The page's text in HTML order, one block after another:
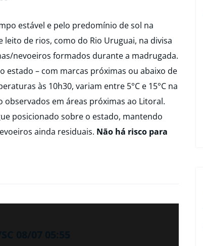
estável e pelo predomínio de sol na
de rios, como do Rio Uruguai, na divisa
nevoeiros formados durante a madrugada.
estado – com marcas próximas ou abaixo de
às 10h30, variam entre 5°C e 15°C na
em áreas próximas ao Litoral.
posicionado sobre o estado, mantendo
ainda residuais. Não há risco para